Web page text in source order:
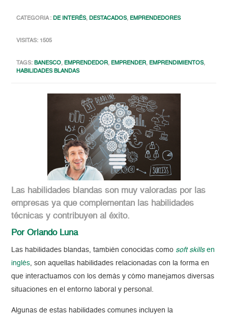
CATEGORIA :DE INTERÉS,DESTACADOS, EMPRENDEDORES
VISITAS: 1505
TAGS:BANESCO, EMPRENDEDOR, EMPRENDER, EMPRENDIMIENTOS,
HABILIDADES BLANDAS
Las habilidades blandas son muy valoradas por las
empresas ya que complementan las habilidades
técnicas y contribuyen al éxito.
Por Orlando Luna
Las habilidades blandas, también conocidas como soft skillsen
inglés, son aquellas habilidades relacionadas con la forma en
que interactuamos con los demás y cómo manejamos diversas
situaciones en el entorno laboral y personal.
Algunas de estas habilidades comunes incluyen la